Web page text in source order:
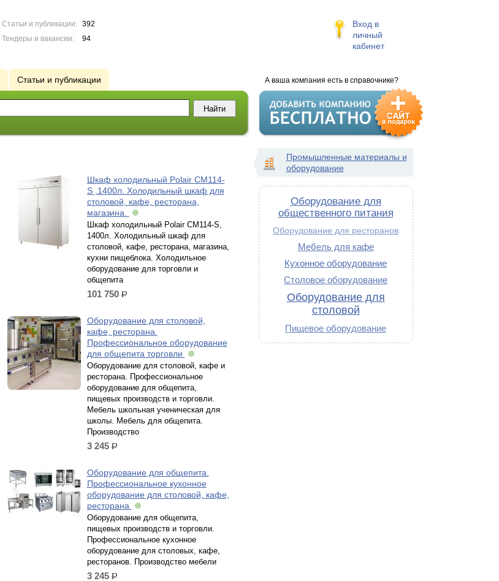
Статьи и публикации:
392
Тендеры и вакансии:
94
Вход в
личный
кабинет
А ваша компания есть в справочнике?
Статьи и публикации
Шкаф холодильный Polair СМ114-
S ,1400л. Холодильный шкаф для
столовой, кафе, ресторана,
магазина.
Шкаф холодильный Polair СМ114-S,
1400л. Холодильный шкаф для
столовой, кафе, ресторана, магазина,
кухни пищеблока. Холодильное
оборудование для торговли и
общепита
101 750 р.
Оборудование для столовой,
кафе, ресторана.
Профессиональное оборудование
для общепита торговли
Оборудование для столовой, кафе и
ресторана. Профессиональное
оборудование для общепита,
пищевых производств и торговли.
Мебель школьная ученическая для
школы. Мебель для общепита.
Производство
3 245 р.
Оборудование для общепита.
Профессиональное кухонное
оборудование для столовой, кафе,
ресторана
Оборудование для общепита,
пищевых производств и торговли.
Профессиональное кухонное
оборудование для столовых, кафе,
ресторанов. Производство мебели
3 245 р.
Промышленные материалы и
оборудование
Оборудование для
общественного питания
Оборудование для ресторанов
Мебель для кафе
Кухонное оборудование
Столовое оборудование
Оборудование для
столовой
Пищевое оборудование